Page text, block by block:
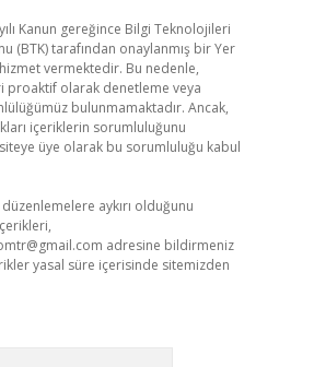
Kanun gereğince Bilgi Teknolojileri
(BTK) tarafından onaylanmış bir Yer
hizmet vermektedir. Bu nedenle,
proaktif olarak denetleme veya
bulunmamaktadır. Ancak,
içeriklerin sorumluluğunu
üye olarak bu sorumluluğu kabul
aykırı olduğunu
adresine bildirmeniz
yasal süre içerisinde sitemizden